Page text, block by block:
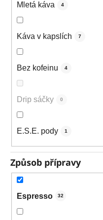
Mletá káva 4
Káva v kapslích 7
Bez kofeinu 4
Drip sáčky 0
E.S.E. pody 1
Způsob přípravy
Espresso 32